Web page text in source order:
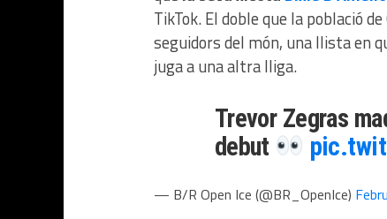
TikTok. El doble que la població
seguidors del món, una llista en
juga a una altra lliga.
Trevor Zegras
debut
— B/R Open Ice (@BR_OpenIce)